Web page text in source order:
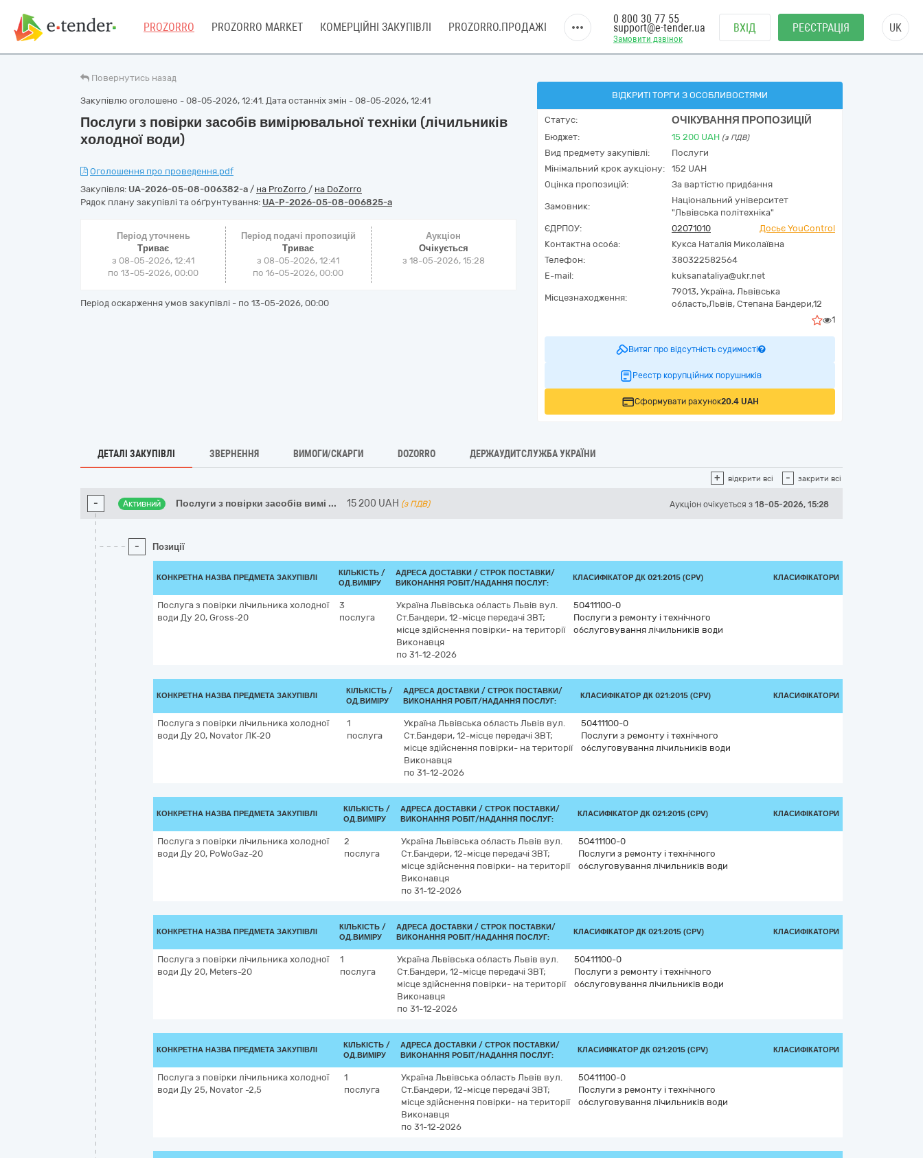
PROZORRO PROZORRO MARKET КОМЕРЦІЙНІ ЗАКУПІВЛІ PROZORRO.ПРОДАЖІ
Замовити дзвінок
0 800 30 77 55
support@e-tender.ua ВХІД РЕЄСТРАЦІЯ UK
Повернутись назад
Закупівлю оголошено - 08-05-2026, 12:41. Дата останніх змін - 08-05-2026, 12:41
Послуги з повірки засобів вимірювальної техніки (лічильників
холодної води)
Оголошення про проведення.pdf
Закупівля: UA-2026-05-08-006382-a / на ProZorro / на DoZorro
Рядок плану закупівлі та обґрунтування: UA-P-2026-05-08-006825-a
Період уточнень
Триває
з 08-05-2026, 12:41
по 13-05-2026, 00:00
Період подачі пропозицій
Триває
з 08-05-2026, 12:41
по 16-05-2026, 00:00
Аукціон
Очікується
з 18-05-2026, 15:28
Період оскарження умов закупівлі - по 13-05-2026, 00:00
ВІДКРИТІ ТОРГИ З ОСОБЛИВОСТЯМИ
Статус: ОЧІКУВАННЯ ПРОПОЗИЦІЙ
Бюджет: 15 200 UAH (з ПДВ)
Вид предмету закупівлі:
Послуги
Мінімальний крок аукціону:
152 UAH
Оцінка пропозицій:
За вартістю придбання
Замовник:
Національний університет
"Львівська політехніка"
ЄДРПОУ:
02071010
Досьє YouControl
Контактна особа:
Кукса Наталія Миколаївна
Телефон:
380322582564
E-mail:
kuksanataliya@ukr.net
Місцезнаходження:
79013, Україна, Львівська
область,Львів, Степана Бандери,12
1
Витяг про відсутність судимості
Реєстр корупційних порушників
Сформувати рахунок20.4 UAH
ДЕТАЛІ ЗАКУПІВЛІ ЗВЕРНЕННЯ ВИМОГИ/СКАРГИ DOZORRO ДЕРЖАУДИТСЛУЖБА УКРАЇНИ
+ відкрити всі - закрити всі
- Активний Послуги з повірки засобів вимі ... 15 200 UAH (з ПДВ) Аукціон очікується з 18-05-2026, 15:28
- Позиції
КОНКРЕТНА НАЗВА ПРЕДМЕТА ЗАКУПІВЛІ
КІЛЬКІСТЬ /
ОД.ВИМІРУ
АДРЕСА ДОСТАВКИ / СТРОК ПОСТАВКИ/
ВИКОНАННЯ РОБІТ/НАДАННЯ ПОСЛУГ:
КЛАСИФІКАТОР ДК 021:2015 (CPV) КЛАСИФІКАТОРИ
Послуга з повірки лічильника холодної
води Ду 20, Gross-20
3
послуга
Україна Львівська область Львів вул.
Ст.Бандери, 12-місце передачі ЗВТ;
місце здійснення повірки- на території
Виконавця
по 31-12-2026
50411100-0
Послуги з ремонту і технічного
обслуговування лічильників води
КОНКРЕТНА НАЗВА ПРЕДМЕТА ЗАКУПІВЛІ
КІЛЬКІСТЬ /
ОД.ВИМІРУ
АДРЕСА ДОСТАВКИ / СТРОК ПОСТАВКИ/
ВИКОНАННЯ РОБІТ/НАДАННЯ ПОСЛУГ:
КЛАСИФІКАТОР ДК 021:2015 (CPV) КЛАСИФІКАТОРИ
Послуга з повірки лічильника холодної
води Ду 20, Novator ЛК-20
1
послуга
Україна Львівська область Львів вул.
Ст.Бандери, 12-місце передачі ЗВТ;
місце здійснення повірки- на території
Виконавця
по 31-12-2026
50411100-0
Послуги з ремонту і технічного
обслуговування лічильників води
КОНКРЕТНА НАЗВА ПРЕДМЕТА ЗАКУПІВЛІ
КІЛЬКІСТЬ /
ОД.ВИМІРУ
АДРЕСА ДОСТАВКИ / СТРОК ПОСТАВКИ/
ВИКОНАННЯ РОБІТ/НАДАННЯ ПОСЛУГ:
КЛАСИФІКАТОР ДК 021:2015 (CPV) КЛАСИФІКАТОРИ
Послуга з повірки лічильника холодної
води Ду 20, PoWoGaz-20
2
послуга
Україна Львівська область Львів вул.
Ст.Бандери, 12-місце передачі ЗВТ;
місце здійснення повірки- на території
Виконавця
по 31-12-2026
50411100-0
Послуги з ремонту і технічного
обслуговування лічильників води
КОНКРЕТНА НАЗВА ПРЕДМЕТА ЗАКУПІВЛІ
КІЛЬКІСТЬ /
ОД.ВИМІРУ
АДРЕСА ДОСТАВКИ / СТРОК ПОСТАВКИ/
ВИКОНАННЯ РОБІТ/НАДАННЯ ПОСЛУГ:
КЛАСИФІКАТОР ДК 021:2015 (CPV) КЛАСИФІКАТОРИ
Послуга з повірки лічильника холодної
води Ду 20, Meters-20
1
послуга
Україна Львівська область Львів вул.
Ст.Бандери, 12-місце передачі ЗВТ;
місце здійснення повірки- на території
Виконавця
по 31-12-2026
50411100-0
Послуги з ремонту і технічного
обслуговування лічильників води
КОНКРЕТНА НАЗВА ПРЕДМЕТА ЗАКУПІВЛІ
КІЛЬКІСТЬ /
ОД.ВИМІРУ
АДРЕСА ДОСТАВКИ / СТРОК ПОСТАВКИ/
ВИКОНАННЯ РОБІТ/НАДАННЯ ПОСЛУГ:
КЛАСИФІКАТОР ДК 021:2015 (CPV) КЛАСИФІКАТОРИ
Послуга з повірки лічильника холодної
води Ду 25, Novator -2,5
1
послуга
Україна Львівська область Львів вул.
Ст.Бандери, 12-місце передачі ЗВТ;
місце здійснення повірки- на території
Виконавця
по 31-12-2026
50411100-0
Послуги з ремонту і технічного
обслуговування лічильників води